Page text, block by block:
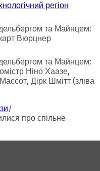
регіон
та Майнцем:
Вюрцнер
та Майнцем:
Ніно Хаазе,
Дірк Шмітт (зліва
про спільне